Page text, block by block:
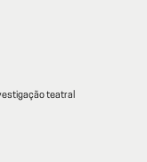
teatral